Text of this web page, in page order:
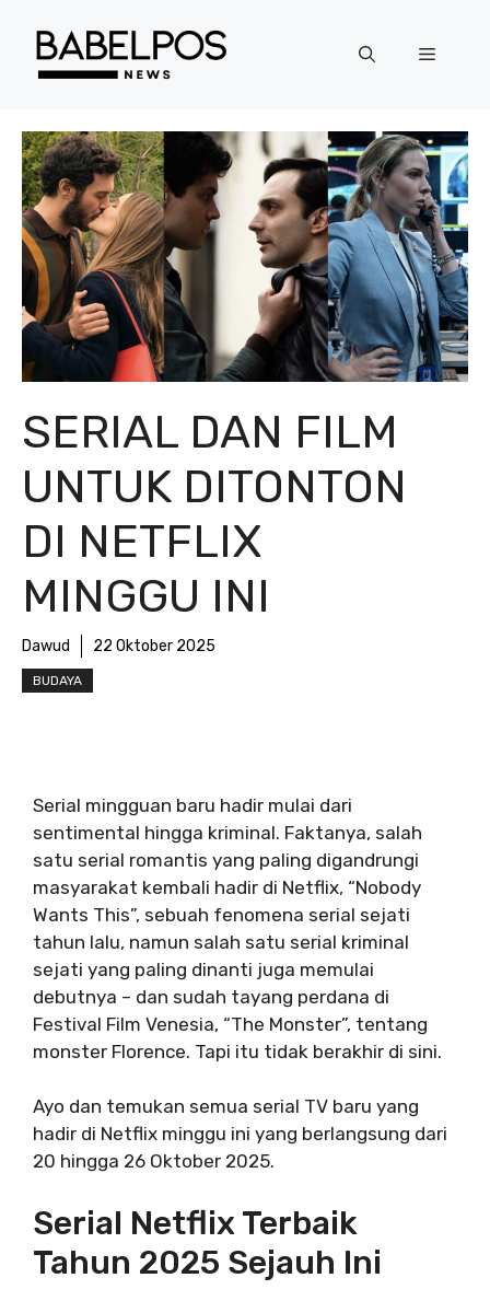
Menu
SERIAL DAN FILM
UNTUK DITONTON
DI NETFLIX
MINGGU INI
Dawud 22 Oktober 2025
BUDAYA
Serial mingguan baru hadir mulai dari
sentimental hingga kriminal. Faktanya, salah
satu serial romantis yang paling digandrungi
masyarakat kembali hadir di Netflix, “Nobody
Wants This”, sebuah fenomena serial sejati
tahun lalu, namun salah satu serial kriminal
sejati yang paling dinanti juga memulai
debutnya – dan sudah tayang perdana di
Festival Film Venesia, “The Monster”, tentang
monster Florence. Tapi itu tidak berakhir di sini.
Ayo dan temukan semua serial TV baru yang
hadir di Netflix minggu ini yang berlangsung dari
20 hingga 26 Oktober 2025.
Serial Netflix Terbaik
Tahun 2025 Sejauh Ini